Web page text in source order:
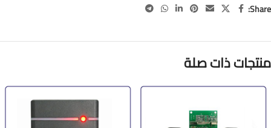
Share:
منتجات ذات صلة